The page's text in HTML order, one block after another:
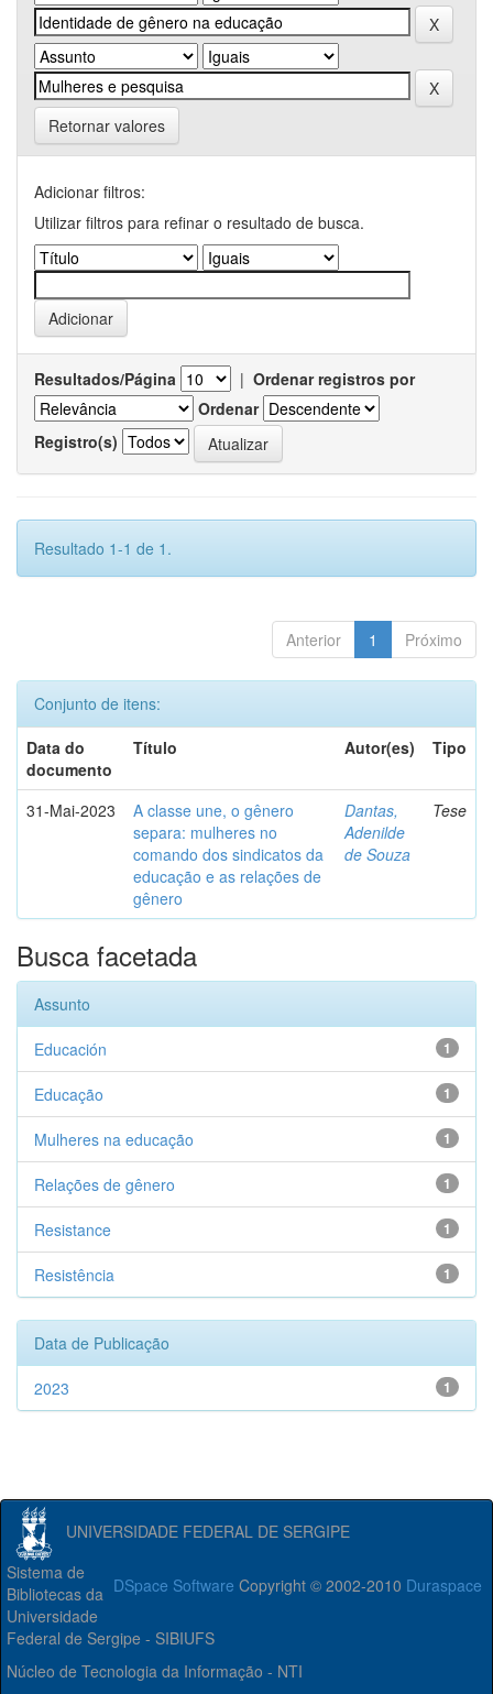
Retornar valores
Adicionar filtros:
Utilizar filtros para refinar o resultado de busca.
Resultados/Página | Ordenar registros por
Ordenar
Registro(s)
Resultado 1-1 de 1.
Anterior 1 Próximo
Conjunto de itens:
Data do
documento
Título Autor(es) Tipo
31-Mai-2023
A classe une, o gênero
separa: mulheres no
comando dos sindicatos da
educação e as relações de
gênero
Dantas,
Adenilde
de Souza
Tese
Busca facetada
Assunto
1
Educación
1
Educação
1
Mulheres na educação
1
Relações de gênero
1
Resistance
1
Resistência
Data de Publicação
1
2023
UNIVERSIDADE FEDERAL DE SERGIPE
DSpace Software Copyright © 2002-2010 Duraspace
Sistema de
Bibliotecas da
Universidade
Federal de Sergipe - SIBIUFS
Núcleo de Tecnologia da Informação - NTI